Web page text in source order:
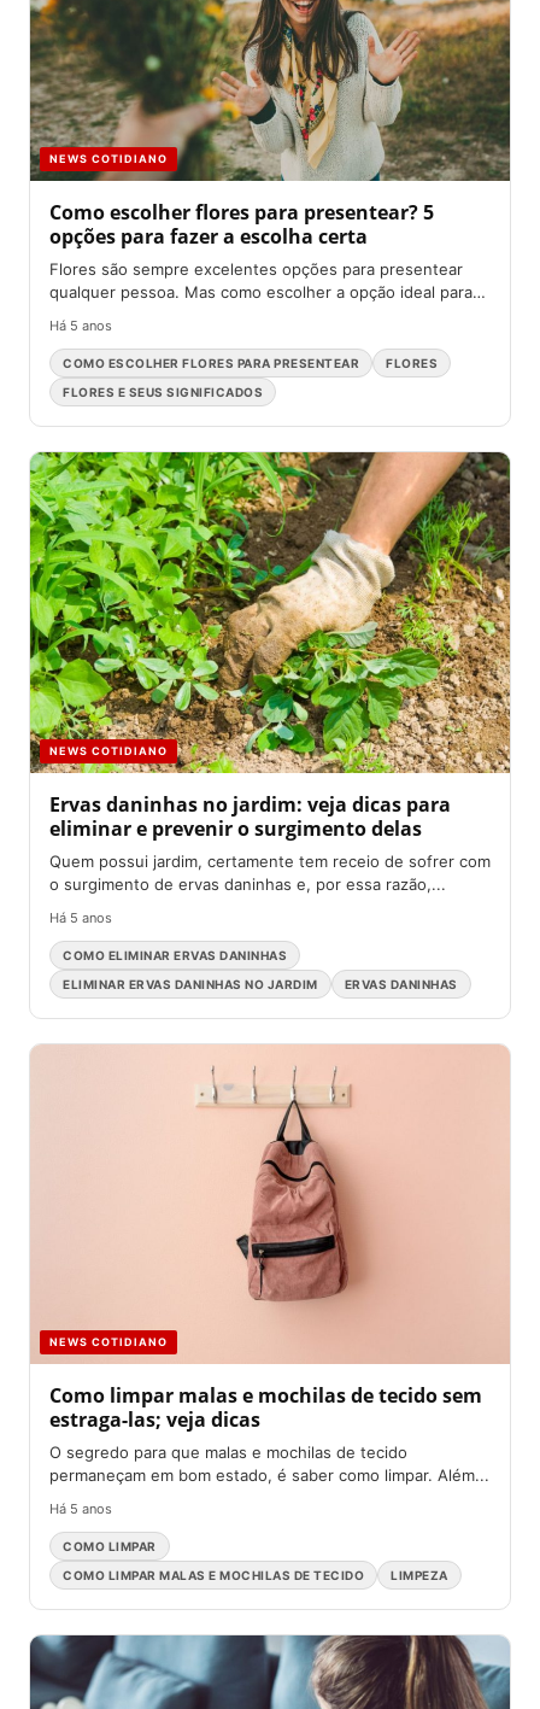
NEWS COTIDIANO
Como escolher flores para presentear? 5
opções para fazer a escolha certa
Flores são sempre excelentes opções para presentear
qualquer pessoa. Mas como escolher a opção ideal para
alguém especial?...
Há 5 anos
COMO ESCOLHER FLORES PARA PRESENTEAR
FLORES
FLORES E SEUS SIGNIFICADOS
NEWS COTIDIANO
Ervas daninhas no jardim: veja dicas para
eliminar e prevenir o surgimento delas
Quem possui jardim, certamente tem receio de sofrer com
o surgimento de ervas daninhas e, por essa razão,...
Há 5 anos
COMO ELIMINAR ERVAS DANINHAS
ELIMINAR ERVAS DANINHAS NO JARDIM
ERVAS DANINHAS
NEWS COTIDIANO
Como limpar malas e mochilas de tecido sem
estraga-las; veja dicas
O segredo para que malas e mochilas de tecido
permaneçam em bom estado, é saber como limpar. Além...
Há 5 anos
COMO LIMPAR
COMO LIMPAR MALAS E MOCHILAS DE TECIDO
LIMPEZA